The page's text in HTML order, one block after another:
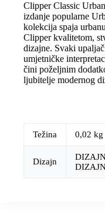
Clipper Classic
izdanje popularne
kolekcija spaja
Clipper kvalitetom,
dizajne. Svaki
umjetničke
čini poželjnim
ljubitelje modernog
Težina 0,02 kg
Dizajn